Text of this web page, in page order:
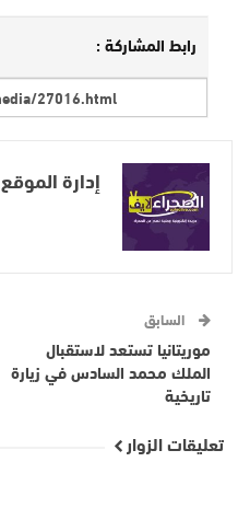
رابط المشاركة :
إدارة الموقع
السابق
موريتانيا تستعد لاستقبال
الملك محمد السادس في زيارة
تاريخية
تعليقات الزوار